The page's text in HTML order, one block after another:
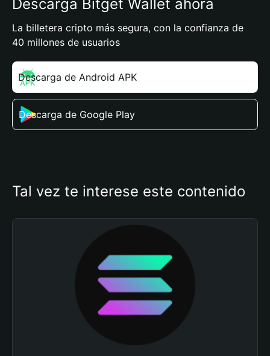
Descarga Bitget Wallet ahora
La billetera cripto más segura, con la confianza de
40 millones de usuarios
Descarga de Android APK
Descarga de Google Play
Tal vez te interese este contenido